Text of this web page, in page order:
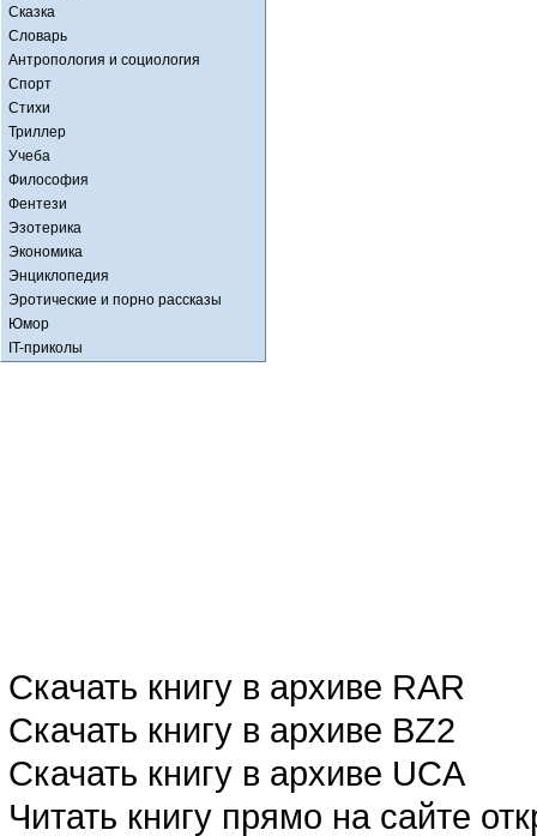
Сказка
Словарь
Антропология и социология
Спорт
Стихи
Триллер
Учеба
Философия
Фентези
Эзотерика
Экономика
Энциклопедия
Эротические и порно рассказы
Юмор
IT-приколы
Скачать книгу в архиве RAR
Скачать книгу в архиве BZ2
Скачать книгу в архиве UCA
Читать книгу прямо на сайте